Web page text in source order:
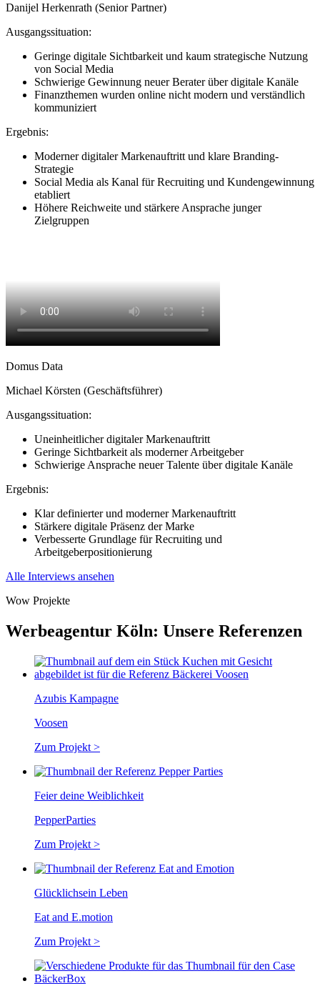
Danijel Herkenrath (Senior Partner)
Ausgangssituation:
Geringe digitale Sichtbarkeit und kaum strategische Nutzung
von Social Media
Schwierige Gewinnung neuer Berater über digitale Kanäle
Finanzthemen wurden online nicht modern und verständlich
kommuniziert
Ergebnis:
Moderner digitaler Markenauftritt und klare Branding-
Strategie
Social Media als Kanal für Recruiting und Kundengewinnung
etabliert
Höhere Reichweite und stärkere Ansprache junger
Zielgruppen
Domus Data
Michael Körsten (Geschäftsführer)
Ausgangssituation:
Uneinheitlicher digitaler Markenauftritt
Geringe Sichtbarkeit als moderner Arbeitgeber
Schwierige Ansprache neuer Talente über digitale Kanäle
Ergebnis:
Klar definierter und moderner Markenauftritt
Stärkere digitale Präsenz der Marke
Verbesserte Grundlage für Recruiting und
Arbeitgeberpositionierung
Alle Interviews ansehen
Wow Projekte
Werbeagentur Köln: Unsere Referenzen
Azubis Kampagne
Voosen
Zum Projekt >
Feier deine Weiblichkeit
PepperParties
Zum Projekt >
Glücklichsein Leben
Eat and E.motion
Zum Projekt >